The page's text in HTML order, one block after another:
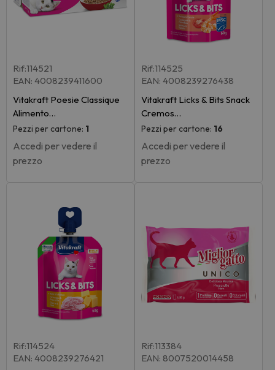
Rif:114521
EAN: 4008239411600
Vitakraft Poesie Classique
Alimento…
Pezzi per cartone: 1
Accedi per vedere il
prezzo
Rif:114525
EAN: 4008239276438
Vitakraft Licks & Bits Snack
Cremos…
Pezzi per cartone: 16
Accedi per vedere il
prezzo
Rif:114524
EAN: 4008239276421
Rif:113384
EAN: 8007520014458